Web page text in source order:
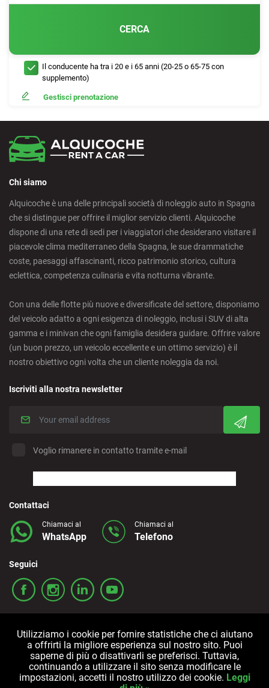
CERCA
Il conducente ha tra i 20 e i 65 anni (20-25 o 65-75 con
supplemento)
Gestisci prenotazione
Chi siamo
Alquicoche è una delle principali società di noleggio auto in Spagna
che si distingue per offrire il miglior servizio clienti. Alquicoche
dispone di una rete di sedi per i viaggiatori che desiderano visitare il
piacevole clima mediterraneo della Spagna, le sue drammatiche
coste, paesaggi affascinanti, ricco patrimonio storico, cultura
eclettica, competenza culinaria e vita notturna vibrante.
Con una delle flotte più nuove e diversificate del settore, disponiamo
del veicolo adatto a ogni esigenza di noleggio, inclusi i SUV di alta
gamma e i minivan che ogni famiglia desidera guidare. Offrire valore
(un buon prezzo, un veicolo eccellente e un ottimo servizio) è il
nostro obiettivo ogni volta che un cliente noleggia da noi.
Iscriviti alla nostra newsletter
Voglio rimanere in contatto tramite e-mail
Contattaci
Chiamaci al
WhatsApp
Chiamaci al
Telefono
Seguici
Termini e condizioni Politica sulla privacy Cookies
Utilizziamo i cookie per fornire statistiche che ci aiutano
a offrirti la migliore esperienza sul nostro sito. Puoi
saperne di più o disattivarli se preferisci. Tuttavia,
continuando a utilizzare il sito senza modificare le
impostazioni, accetti il nostro utilizzo dei cookie. Leggi